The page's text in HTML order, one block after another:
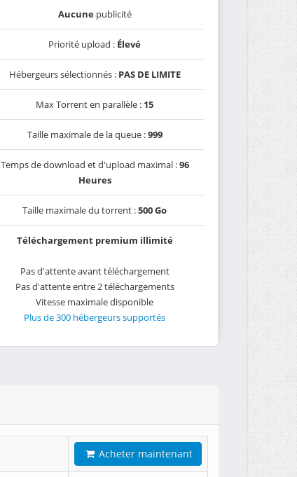
Aucunepublicité
Priorité upload : Élevé
Hébergeurs sélectionnés : PAS DE LIMITE
Max Torrent en parallèle : 15
Taille maximale de la queue :999
Temps de download et d'upload maximal :96
Heures
Taille maximale du torrent :500 Go
Téléchargement premium illimité
Pas d'attente avant téléchargement
Pas d'attente entre 2 téléchargements
Vitesse maximale disponible
Plus de 300 hébergeurs supportés
Acheter maintenant